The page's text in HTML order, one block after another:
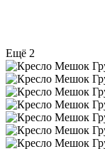
Ещё 2